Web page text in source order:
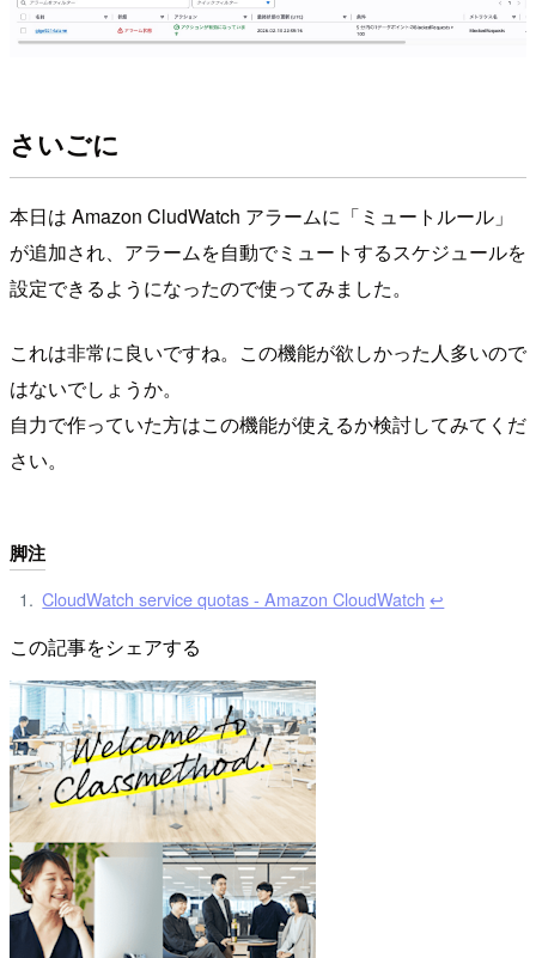
さいごに
本日は Amazon CludWatch アラームに「ミュートルール」
が追加され、アラームを自動でミュートするスケジュールを
設定できるようになったので使ってみました。
これは非常に良いですね。この機能が欲しかった人多いので
はないでしょうか。
自力で作っていた方はこの機能が使えるか検討してみてくだ
さい。
脚注
CloudWatch service quotas - Amazon CloudWatch ↩︎
この記事をシェアする